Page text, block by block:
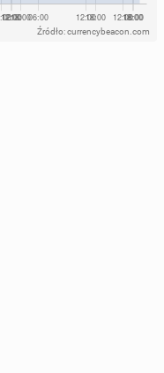
Źródło: currencybeacon.com